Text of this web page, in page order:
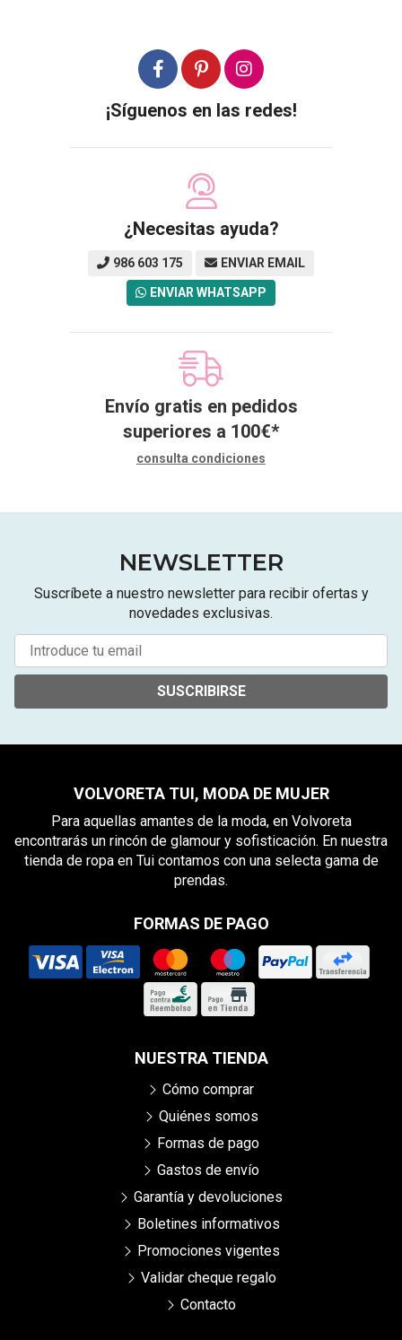
¡Síguenos en las redes!
¿Necesitas ayuda?
986 603 175 ENVIAR EMAIL
ENVIAR WHATSAPP
Envío gratis en pedidos
superiores a 100€*
consulta condiciones
NEWSLETTER
Suscríbete a nuestro newsletter para recibir ofertas y
novedades exclusivas.
SUSCRIBIRSE
VOLVORETA TUI, MODA DE MUJER
Para aquellas amantes de la moda, en Volvoreta
encontrarás un rincón de glamour y sofisticación. En nuestra
tienda de ropa en Tui contamos con una selecta gama de
prendas.
FORMAS DE PAGO
NUESTRA TIENDA
Cómo comprar
Quiénes somos
Formas de pago
Gastos de envío
Garantía y devoluciones
Boletines informativos
Promociones vigentes
Validar cheque regalo
Contacto